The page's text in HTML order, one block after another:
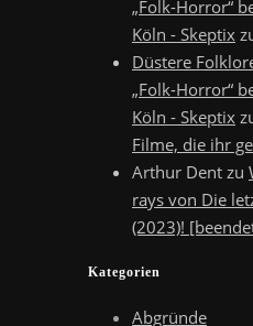
„Folk-Horror“
Köln - Skeptix
Düstere
„Folk-Horror“
Köln - Skeptix
Filme, die ihr
Arthur Dent zu
rays von Die
(2023)!
Kategorien
Abgründe